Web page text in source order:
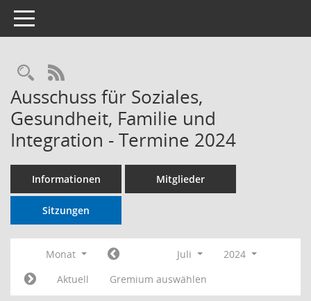
Toggle navigation
RSS-Feed
Ausschuss für Soziales,
Gesundheit, Familie und
Integration - Termine 2024
Informationen Mitglieder
Sitzungen
Monat Juli
2024
Aktuell
Gremium auswählen